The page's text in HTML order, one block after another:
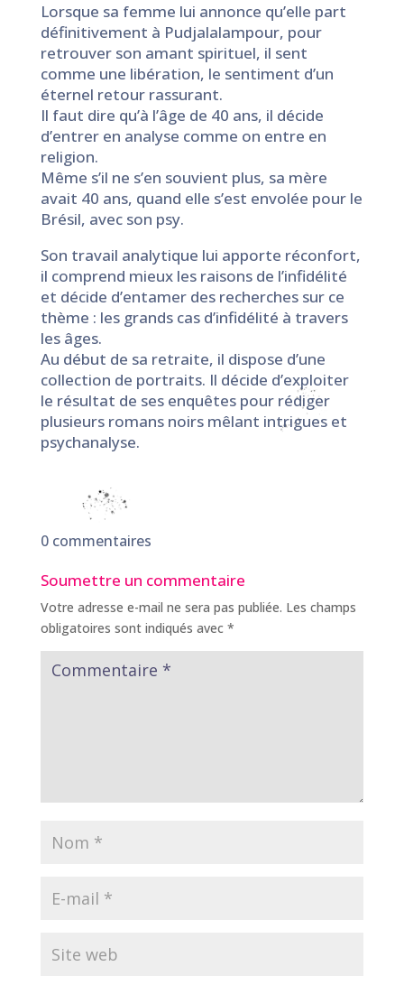
Lorsque sa femme lui annonce qu’elle part
définitivement à Pudjalalampour, pour
retrouver son amant spirituel, il sent
comme une libération, le sentiment d’un
éternel retour rassurant.
Il faut dire qu’à l’âge de 40 ans, il décide
d’entrer en analyse comme on entre en
religion.
Même s’il ne s’en souvient plus, sa mère
avait 40 ans, quand elle s’est envolée pour le
Brésil, avec son psy.
Son travail analytique lui apporte réconfort,
il comprend mieux les raisons de l’infidélité
et décide d’entamer des recherches sur ce
thème : les grands cas d’infidélité à travers
les âges.
Au début de sa retraite, il dispose d’une
collection de portraits. Il décide d’exploiter
le résultat de ses enquêtes pour rédiger
plusieurs romans noirs mêlant intrigues et
psychanalyse.
0 commentaires
Soumettre un commentaire
Votre adresse e-mail ne sera pas publiée. Les champs
obligatoires sont indiqués avec *